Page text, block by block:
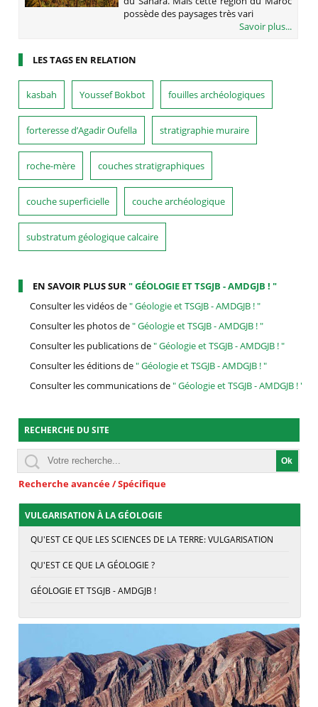
possède des paysages très vari
Savoir plus...
LES TAGS EN RELATION
kasbah Youssef Bokbot fouilles archéologiques
forteresse d’Agadir Oufella stratigraphie muraire
roche-mère couches stratigraphiques
couche superficielle couche archéologique
substratum géologique calcaire
EN SAVOIR PLUS SUR" GÉOLOGIE ET TSGJB - AMDGJB ! "
Consulter les vidéos de" Géologie et TSGJB - AMDGJB ! "
Consulter les photos de" Géologie et TSGJB - AMDGJB ! "
Consulter les publications de" Géologie et TSGJB - AMDGJB ! "
Consulter les éditions de" Géologie et TSGJB - AMDGJB ! "
Consulter les communications de" Géologie et TSGJB - AMDGJB ! "
RECHERCHE DU SITE
Recherche avancée / Spécifique
VULGARISATION À LA GÉOLOGIE
QU'EST CE QUE LES SCIENCES DE LA TERRE: VULGARISATION
QU'EST CE QUE LA GÉOLOGIE ?
GÉOLOGIE ET TSGJB - AMDGJB !